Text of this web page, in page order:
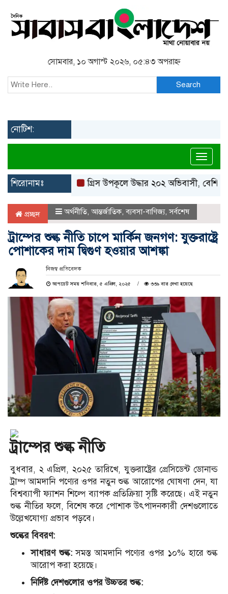
সোমবার, ১০ অগাস্ট ২০২৬, ০৫:৪৩ অপরাহ্ন
Search
নোটিশ:
শিরোনামঃ গ্রিস উপকূলে উদ্ধার ২০২ অভিবাসী, বেশিরভাগই
প্রচ্ছদ অর্থনীতি, আন্তর্জাতিক,ব্যবসা-বাণিজ্য,সর্বশেষ
ট্রাম্পের শুল্ক নীতি চাপে মার্কিন জনগণ: যুক্তরাষ্ট্রে
পোশাকের দাম দ্বিগুণ হওয়ার আশঙ্কা
নিজস্ব প্রতিবেদক
আপডেট সময় শনিবার, ৫ এপ্রিল, ২০২৫ ৩৩৯ বার দেখা হয়েছে
ট্রাম্পের শুল্ক নীতি
বুধবার, ২ এপ্রিল, ২০২৫ তারিখে, যুক্তরাষ্ট্রের প্রেসিডেন্ট ডোনাল্ড
ট্রাম্প আমদানি পণ্যের ওপর নতুন শুল্ক আরোপের ঘোষণা দেন, যা
বিশ্বব্যাপী ফ্যাশন শিল্পে ব্যাপক প্রতিক্রিয়া সৃষ্টি করেছে। এই নতুন
শুল্ক নীতির ফলে, বিশেষ করে পোশাক উৎপাদনকারী দেশগুলোতে
উল্লেখযোগ্য প্রভাব পড়বে।
শুল্কের বিবরণ:
সাধারণ শুল্ক: সমস্ত আমদানি পণ্যের ওপর ১০% হারে শুল্ক
আরোপ করা হয়েছে।
নির্দিষ্ট দেশগুলোর ওপর উচ্চতর শুল্ক: